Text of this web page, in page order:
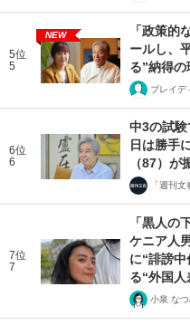
5位
5
NEW
「政策的
ールし、
る”納得の
ブレイデ
6位
6
中3の試
日は勝手
（87）
「週刊
7位
7
「黒人の
ケニア人
に“誹謗
る“外国
小泉 な